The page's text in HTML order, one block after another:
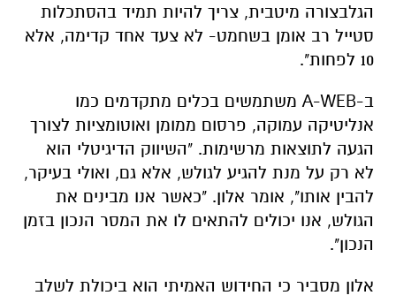
הגלבצורה מיטבית, צריך להיות תמיד בהסתכלות
סטייל רב אומן בשחמט- לא צעד אחד קדימה, אלא
10 לפחות".
ב-A-WEB משתמשים בכלים מתקדמים כמו
אנליטיקה עמוקה, פרסום ממומן ואוטומציות לצורך
הגעה לתוצאות מרשימות. "השיווק הדיגיטלי הוא
לא רק על מנת להגיע לגולש, אלא גם, ואולי בעיקר,
להבין אותו", אומר אלון. "כאשר אנו מבינים את
הגולש, אנו יכולים להתאים לו את המסר הנכון בזמן
הנכון".
אלון מסביר כי החידוש האמיתי הוא ביכולת לשלב